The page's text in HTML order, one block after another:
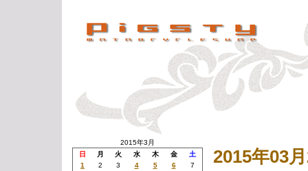
2015年3月
日
月 火 水 木 金
土
1
2 3 4 5 6
7
2015年03